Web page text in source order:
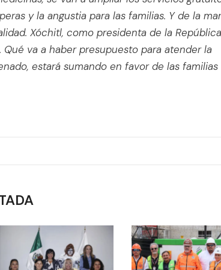
y la angustia para las familias. Y de la
Xóchitl, como presidenta de la
va a haber presupuesto para atender la
estará sumando en favor de las familias